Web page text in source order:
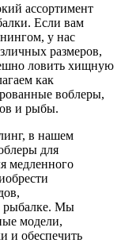
ассортимент
Если вам
у нас
размеров,
ловить хищную
как
воблеры,
и рыбы.
в нашем
для
медленного
рыбалке. Мы
модели,
и обеспечить